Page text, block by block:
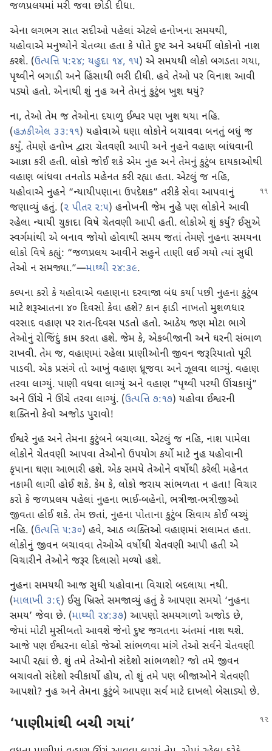
જળપ્રલયમાં મરી જવા છોડી દીધા.
એના લગભગ સાત સદીઓ પહેલાં એટલે હનોખના સમયથી,
યહોવાએ મનુષ્યોને ચેતવ્યા હતા કે પોતે દુષ્ટ અને અધર્મી લોકોનો નાશ
કરશે. (ઉત્પત્તિ ૫:૨૪; યહુદા ૧૪, ૧૫) એ સમયથી લોકો બગડતા ગયા,
પૃથ્વીને બગાડી અને હિંસાથી ભરી દીધી. હવે તેઓ પર વિનાશ આવી
પડ્યો હતો. એનાથી શું નુહ અને તેમનું કુટુંબ ખુશ થયું?
ના, તેઓ તેમ જ તેઓના દયાળુ ઈશ્વર પણ ખુશ થયા નહિ.
(હઝકીએલ ૩૩:૧૧) યહોવાએ ઘણા લોકોને બચાવવા બનતું બધું જ
કર્યું. તેમણે હનોખ દ્વારા ચેતવણી આપી અને નુહને વહાણ બાંધવાની
આજ્ઞા કરી હતી. લોકો જોઈ શકે એમ નુહ અને તેમનું કુટુંબ દાયકાઓથી
વહાણ બાંધવા તનતોડ મહેનત કરી રહ્યા હતા. એટલું જ નહિ,
યહોવાએ નુહને “ન્યાયીપણાના ઉપદેશક” તરીકે સેવા આપવાનું
જણાવ્યું હતું. (૨ પીતર ૨:૫) હનોખની જેમ નુહે પણ લોકોને આવી
રહેલા ન્યાયી ચુકાદા વિષે ચેતવણી આપી હતી. લોકોએ શું કર્યું? ઈસુએ
સ્વર્ગમાંથી એ બનાવ જોયો હોવાથી સમય જતાં તેમણે નુહના સમયના
લોકો વિષે કહ્યું: “જળપ્રલય આવીને સહુને તાણી લઈ ગયો ત્યાં સુધી
તેઓ ન સમજ્યા.”—માથ્થી ૨૪:૩૯.
કલ્પના કરો કે યહોવાએ વહાણના દરવાજા બંધ કર્યા પછી નુહના કુટુંબ
માટે શરૂઆતના ૪૦ દિવસો કેવા હશે? કાન ફાડી નાખતો મુશળધાર
વરસાદ વહાણ પર રાત-દિવસ પડતો હતો. આઠેય જણ મોટા ભાગે
તેઓનું રોજિંદું કામ કરતા હશે. જેમ કે, એકબીજાની અને ઘરની સંભાળ
રાખવી. તેમ જ, વહાણમાં રહેલા પ્રાણીઓની જીવન જરૂરિયાતો પૂરી
પાડવી. એક પ્રસંગે તો આખું વહાણ ધ્રૂજવા અને ઝૂલવા લાગ્યું. વહાણ
તરવા લાગ્યું. પાણી વધવા લાગ્યું અને વહાણ “પૃથ્વી પરથી ઊંચકાયું”
અને ઊંચે ને ઊંચે તરવા લાગ્યું. (ઉત્પત્તિ ૭:૧૭) યહોવા ઈશ્વરની
શક્તિનો કેવો અજોડ પુરાવો!
ઈશ્વરે નુહ અને તેમના કુટુંબને બચાવ્યા. એટલું જ નહિ, નાશ પામેલા
લોકોને ચેતવણી આપવા તેઓનો ઉપયોગ કર્યો માટે નુહ યહોવાની
કૃપાના ઘણા આભારી હશે. એક સમયે તેઓને વર્ષોથી કરેલી મહેનત
નકામી લાગી હોઈ શકે. કેમ કે, લોકો જરાય સાંભળતા ન હતા! વિચાર
કરો કે જળપ્રલય પહેલાં નુહના ભાઈ-બહેનો, ભત્રીજા-ભત્રીજીઓ
જીવતા હોઈ શકે. તેમ છતાં, નુહના પોતાના કુટુંબ સિવાય કોઈ બચ્યું
નહિ. (ઉત્પત્તિ ૫:૩૦) હવે, આઠ વ્યક્તિઓ વહાણમાં સલામત હતા.
લોકોનું જીવન બચાવવા તેઓએ વર્ષોથી ચેતવણી આપી હતી એ
વિચારીને તેઓને જરૂર દિલાસો મળ્યો હશે.
નુહના સમયથી આજ સુધી યહોવાના વિચારો બદલાયા નથી.
(માલાખી ૩:૬) ઈસુ ખ્રિસ્તે સમજાવ્યું હતું કે આપણા સમયો ‘નુહના
સમય’ જેવા છે. (માથ્થી ૨૪:૩૭) આપણો સમયગાળો અજોડ છે,
જેમાં મોટી મુસીબતો આવશે જેનો દુષ્ટ જગતના અંતમાં નાશ થશે.
આજે પણ ઈશ્વરના લોકો જેઓ સાંભળવા માંગે તેઓ સર્વને ચેતવણી
આપી રહ્યાં છે. શું તમે તેઓનો સંદેશો સાંભળશો? જો તમે જીવન
બચાવતો સંદેશો સ્વીકાર્યો હોય, તો શું તમે પણ બીજાઓને ચેતવણી
આપશો? નુહ અને તેમના કુટુંબે આપણા સર્વ માટે દાખલો બેસાડ્યો છે.
‘પાણીમાંથી બચી ગયાં’